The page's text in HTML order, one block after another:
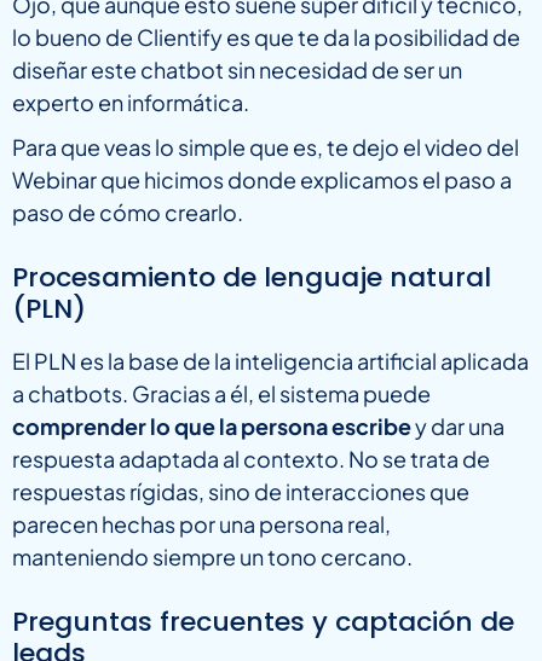
lo bueno de Clientify es que te da la posibilidad de
diseñar este chatbot sin necesidad de ser un
experto en informática.
Para que veas lo simple que es, te dejo el video del
Webinar que hicimos donde explicamos el paso a
paso de cómo crearlo.
Procesamiento de lenguaje natural
(PLN)
El PLN es la base de la inteligencia artificial aplicada
a chatbots. Gracias a él, el sistema puede
comprender lo que la persona escribey dar una
respuesta adaptada al contexto. No se trata de
respuestas rígidas, sino de interacciones que
parecen hechas por una persona real,
manteniendo siempre un tono cercano.
Preguntas frecuentes y captación de
leads